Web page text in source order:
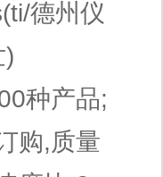
德州仪
)
种产品;
购,质量